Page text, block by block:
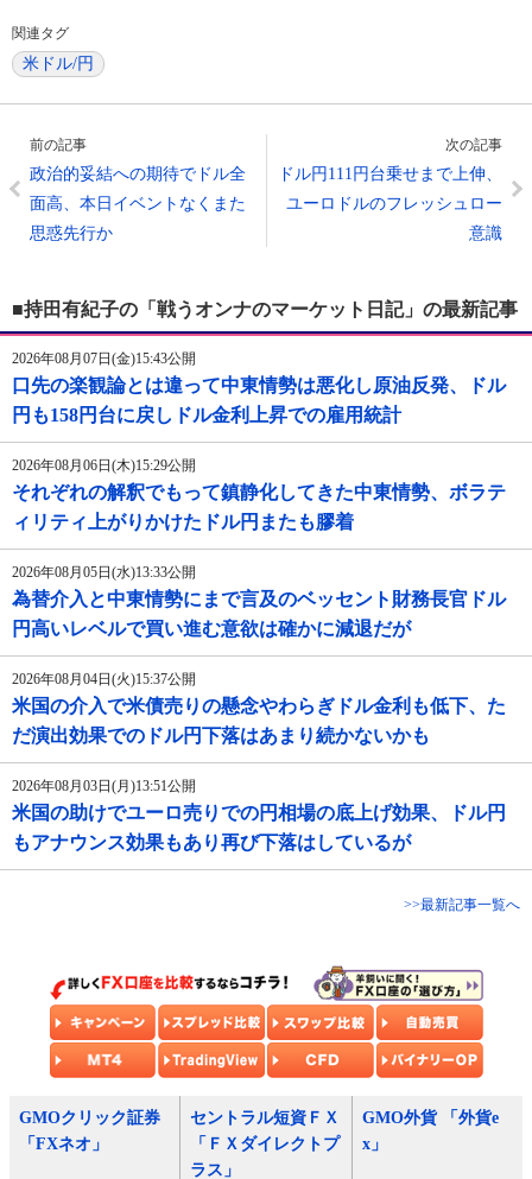
関連タグ
米ドル/円
前の記事
政治的妥結への期待でドル全
面高、本日イベントなくまた
思惑先行か
次の記事
ドル円111円台乗せまで上伸、
ユーロドルのフレッシュロー
意識
■持田有紀子の「戦うオンナのマーケット日記」の最新記事
2026年08月07日(金)15:43公開
口先の楽観論とは違って中東情勢は悪化し原油反発、ドル
円も158円台に戻しドル金利上昇での雇用統計
2026年08月06日(木)15:29公開
それぞれの解釈でもって鎮静化してきた中東情勢、ボラテ
ィリティ上がりかけたドル円またも膠着
2026年08月05日(水)13:33公開
為替介入と中東情勢にまで言及のベッセント財務長官ドル
円高いレベルで買い進む意欲は確かに減退だが
2026年08月04日(火)15:37公開
米国の介入で米債売りの懸念やわらぎドル金利も低下、た
だ演出効果でのドル円下落はあまり続かないかも
2026年08月03日(月)13:51公開
米国の助けでユーロ売りでの円相場の底上げ効果、ドル円
もアナウンス効果もあり再び下落はしているが
>>最新記事一覧へ
GMOクリック証券
「FXネオ」
セントラル短資ＦＸ
「ＦＸダイレクトプ
ラス」
GMO外貨 「外貨e
x」